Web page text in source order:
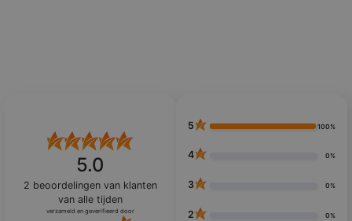
5.0
2 beoordelingen van klanten
van alle tijden
verzameld en geverifieerd door
5 100%
4 0%
3 0%
2 0%